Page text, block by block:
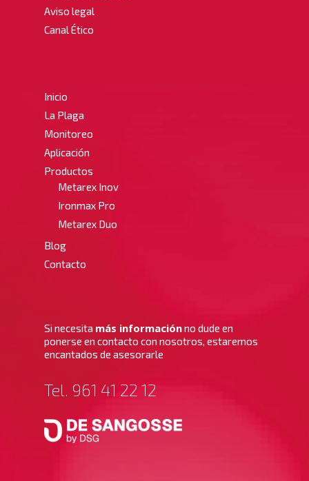
Aviso legal
Canal Ético
Inicio
La Plaga
Monitoreo
Aplicación
Productos
Metarex Inov
Ironmax Pro
Metarex Duo
Blog
Contacto
Si necesita más informaciónno dude en
ponerse en contacto con nosotros, estaremos
encantados de asesorarle
Tel. 961 41 22 12